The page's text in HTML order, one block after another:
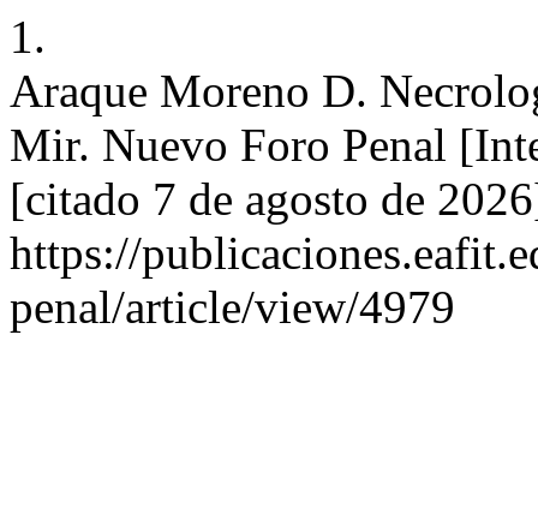
1.
Araque Moreno D.
Mir. Nuevo Foro Penal
[citado 7 de agosto de
https://
penal/article/view/4979